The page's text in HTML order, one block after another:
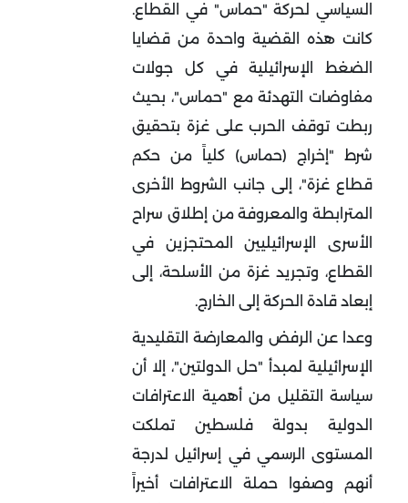
السياسي لحركة "حماس" في القطاع.
كانت هذه القضية واحدة من قضايا
الضغط الإسرائيلية في كل جولات
مفاوضات التهدئة مع "حماس"، بحيث
ربطت توقف الحرب على غزة بتحقيق
شرط "إخراج (حماس) كلياً من حكم
قطاع غزة"، إلى جانب الشروط الأخرى
المترابطة والمعروفة من إطلاق سراح
الأسرى الإسرائيليين المحتجزين في
القطاع، وتجريد غزة من الأسلحة، إلى
إبعاد قادة الحركة إلى الخارج.
وعدا عن الرفض والمعارضة التقليدية
الإسرائيلية لمبدأ "حل الدولتين"، إلا أن
سياسة التقليل من أهمية الاعترافات
الدولية بدولة فلسطين تملكت
المستوى الرسمي في إسرائيل لدرجة
أنهم وصفوا حملة الاعترافات أخيراً